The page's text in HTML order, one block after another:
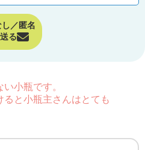
／匿名
る
小瓶です。
ると小瓶主さんはとても